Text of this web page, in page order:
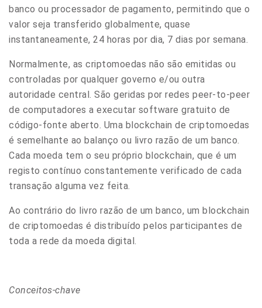
banco ou processador de pagamento, permitindo que o
valor seja transferido globalmente, quase
instantaneamente, 24 horas por dia, 7 dias por semana.
Normalmente, as criptomoedas não são emitidas ou
controladas por qualquer governo e/ou outra
autoridade central. São geridas por redes peer-to-peer
de computadores a executar software gratuito de
código-fonte aberto. Uma blockchain de criptomoedas
é semelhante ao balanço ou livro razão de um banco.
Cada moeda tem o seu próprio blockchain, que é um
registo contínuo constantemente verificado de cada
transação alguma vez feita.
Ao contrário do livro razão de um banco, um blockchain
de criptomoedas é distribuído pelos participantes de
toda a rede da moeda digital.
Conceitos-chave